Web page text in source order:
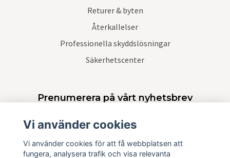
Returer & byten
Återkallelser
Professionella skyddslösningar
Säkerhetscenter
Prenumerera på vårt nyhetsbrev
Vi använder cookies
Vi använder cookies för att få webbplatsen att
fungera, analysera trafik och visa relevanta